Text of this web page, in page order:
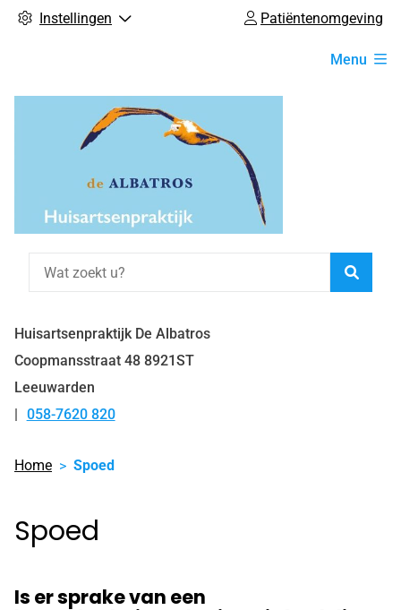
Instellingen Patiëntenomgeving
Menu
Huisartsenpraktijk De Albatros
Coopmansstraat 48 8921ST
Leeuwarden
Tel:
058-7620 820
Home Spoed
Spoed
Is er sprake van een